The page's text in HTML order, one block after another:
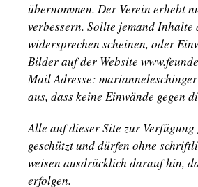
übernommen. Der Verein erhebt
verbessern. Sollte jemand Inhalte
widersprechen scheinen, oder
Bilder auf der Website
Mail Adresse:
aus, dass keine Einwände gegen
Alle auf dieser Site zur
geschützt und dürfen ohne
weisen ausdrücklich darauf hin,
erfolgen.